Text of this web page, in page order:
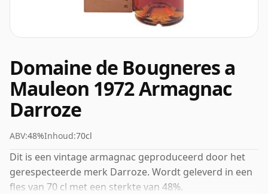
Domaine de Bougneres a
Mauleon 1972 Armagnac
Darroze
ABV:48%Inhoud:70cl
Dit is een vintage armagnac geproduceerd door het
gerespecteerde merk Darroze. Wordt geleverd in een
fles van 70 cl met een sterkte van 48%.